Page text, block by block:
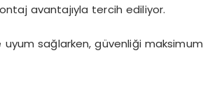
avantajıyla tercih ediliyor.
uyum sağlarken, güvenliği maksimum